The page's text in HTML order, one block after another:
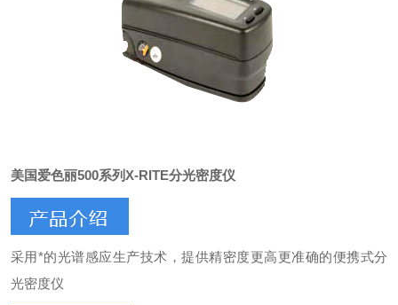
美国爱色丽500系列X-RITE分光密度仪
采用*的光谱感应生产技术，提供精密度更高更准确的便携式分
光密度仪